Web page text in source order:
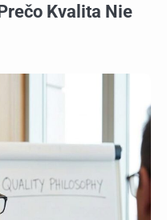
Kvalita Nie